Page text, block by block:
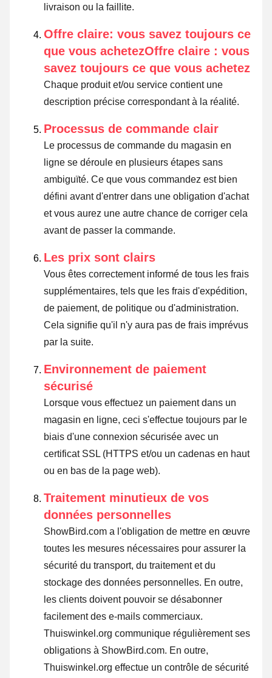
livraison ou la faillite.
Offre claire: vous savez toujours ce
que vous achetezOffre claire : vous
savez toujours ce que vous achetez
Chaque produit et/ou service contient une
description précise correspondant à la réalité.
Processus de commande clair
Le processus de commande du magasin en
ligne se déroule en plusieurs étapes sans
ambiguïté. Ce que vous commandez est bien
défini avant d'entrer dans une obligation d'achat
et vous aurez une autre chance de corriger cela
avant de passer la commande.
Les prix sont clairs
Vous êtes correctement informé de tous les frais
supplémentaires, tels que les frais d'expédition,
de paiement, de politique ou d'administration.
Cela signifie qu'il n'y aura pas de frais imprévus
par la suite.
Environnement de paiement
sécurisé
Lorsque vous effectuez un paiement dans un
magasin en ligne, ceci s'effectue toujours par le
biais d'une connexion sécurisée avec un
certificat SSL (HTTPS et/ou un cadenas en haut
ou en bas de la page web).
Traitement minutieux de vos
données personnelles
ShowBird.com a l'obligation de mettre en œuvre
toutes les mesures nécessaires pour assurer la
sécurité du transport, du traitement et du
stockage des données personnelles. En outre,
les clients doivent pouvoir se désabonner
facilement des e-mails commerciaux.
Thuiswinkel.org communique régulièrement ses
obligations à ShowBird.com. En outre,
Thuiswinkel.org effectue un contrôle de sécurité